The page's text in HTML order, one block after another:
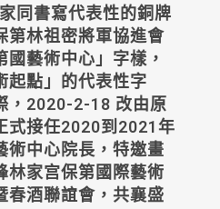
同書寫代表性的銅牌
第林祖密將軍協進會
藝術中心」字樣，
起點」的代表性字
，2020-2-18 改由原
式接任2020到2021年
術中心院長，特邀畫
林家宫保第國際藝術
春酒聯誼會，共襄盛